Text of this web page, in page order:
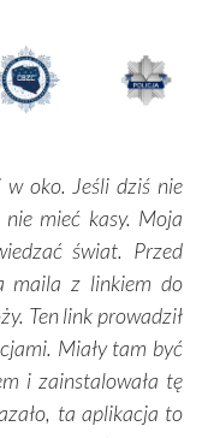
w oko. Jeśli dziś nie
mieć kasy. Moja
świat. Przed
maila z linkiem do
Ten link prowadził
Miały tam być
i zainstalowała tę
ta aplikacja to